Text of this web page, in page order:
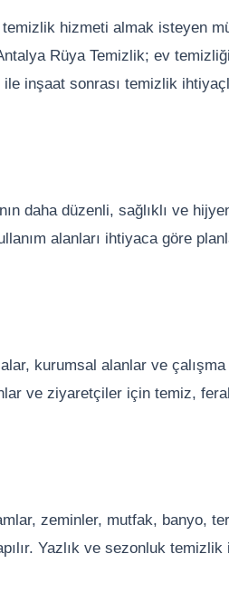
hizmeti almak isteyen
Rüya Temizlik; ev
inşaat sonrası temizlik
daha düzenli, sağlıklı ve
alanları ihtiyaca göre
kurumsal alanlar ve çalışma
ve ziyaretçiler için temiz,
zeminler, mutfak, banyo,
Yazlık ve sezonluk temizlik